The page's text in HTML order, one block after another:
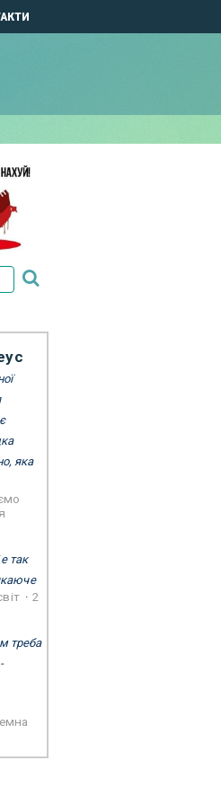
яка
так
· 2
треба